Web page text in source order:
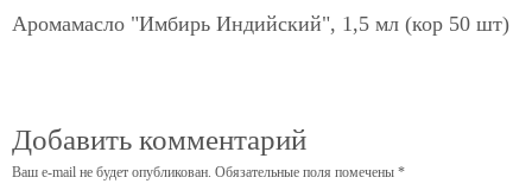
Аромамасло "Имбирь Индийский", 1,5 мл (кор 50 шт)
Добавить комментарий
Ваш e-mail не будет опубликован. Обязательные поля помечены *